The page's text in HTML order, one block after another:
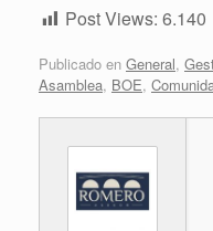
Post Views: 6.140
Publicado en General,
Asamblea, BOE,